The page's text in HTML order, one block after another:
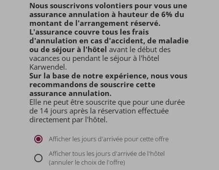
Nous souscrivons volontiers pour vous une
assurance annulation à hauteur de 6% du
montant de l'arrangement réservé.
L'assurance couvre tous les frais
d'annulation en cas d'accident, de maladie
ou de séjour à l'hôtel avant le début des
vacances ou pendant le séjour à l'hôtel
Karwendel.
Sur la base de notre expérience, nous vous
recommandons de souscrire cette
assurance annulation.
Elle ne peut être souscrite que pour une durée
de 14 jours après la réservation effectuée
directement par l'hôtel.
Afficher les jours d'arrivée pour cette offre
Afficher tous les jours d'arrivée de l'hôtel
(annuler le choix de l'offre)